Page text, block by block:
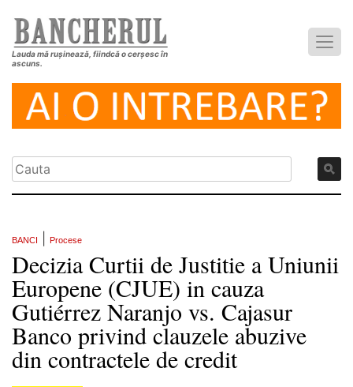
Lauda mă rușinează, fiindcă o cerșesc în
ascuns.
BANCI Procese
Decizia Curtii de Justitie a Uniunii
Europene (CJUE) in cauza
Gutiérrez Naranjo vs. Cajasur
Banco privind clauzele abuzive
din contractele de credit